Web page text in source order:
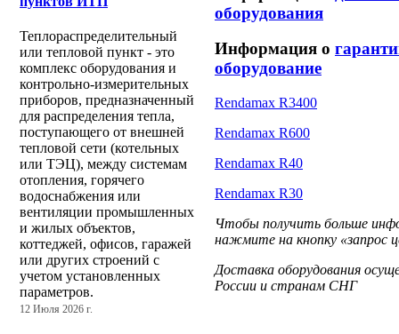
Теплораспределительный
или тепловой пункт - это
комплекс оборудования и
контрольно-измерительных
приборов, предназначенный
для распределения тепла,
поступающего от внешней
тепловой сети (котельных
или ТЭЦ), между системам
отопления, горячего
водоснабжения или
вентиляции промышленных
и жилых объектов,
коттеджей, офисов, гаражей
или других строений с
учетом установленных
параметров.
12 Июля 2026 г.
оборудования
Информация о
оборудование
Rendamax R3400
Rendamax R600
Rendamax R40
Rendamax R30
Чтобы получить больше
нажмите на кнопку «запрос
Доставка оборудования
России и странам СНГ